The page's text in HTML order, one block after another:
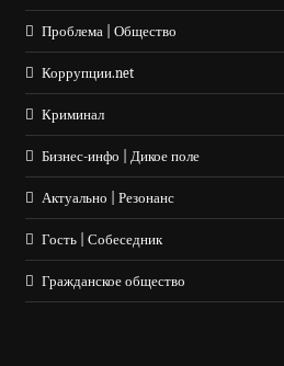
Проблема | Общество
Коррупции.net
Криминал
Бизнес-инфо | Дикое поле
Актуально | Резонанс
Гость | Собеседник
Гражданское общество